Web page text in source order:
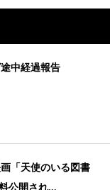
中経過報告
「天使のいる図書
公開され...